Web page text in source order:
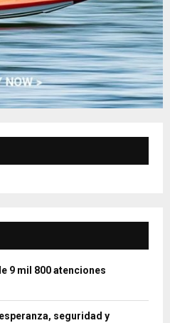
9 mil 800 atenciones
seguridad y